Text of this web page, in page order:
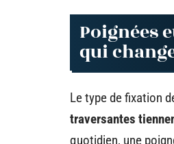
Poignées
qui
Le type de fixation
traversantes
quotidien, une